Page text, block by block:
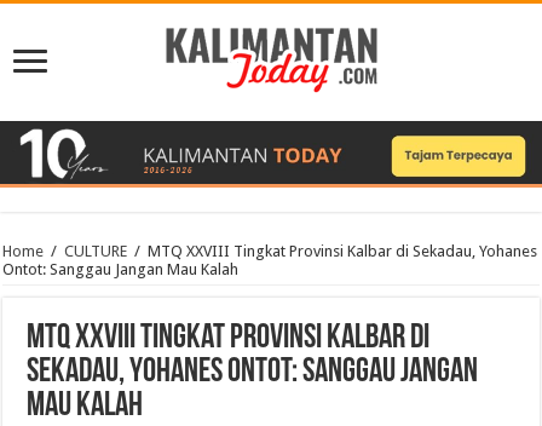
Home / CULTURE / MTQ XXVIII Tingkat Provinsi Kalbar di Sekadau, Yohanes
Ontot: Sanggau Jangan Mau Kalah
MTQ XXVIII Tingkat Provinsi Kalbar di
Sekadau, Yohanes Ontot: Sanggau Jangan
Mau Kalah